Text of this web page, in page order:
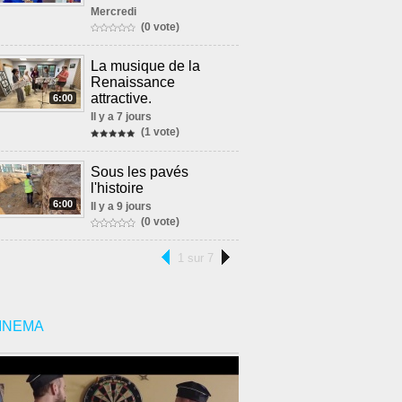
Mercredi
(0 vote)
6:00
La musique de la
Renaissance
attractive.
Il y a 7 jours
(1 vote)
6:00
Sous les pavés
l'histoire
Il y a 9 jours
(0 vote)
1 sur 7